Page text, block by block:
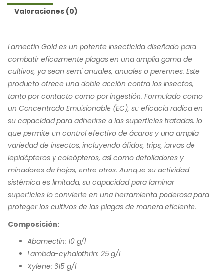
Valoraciones (0)
Lamectin Gold es un potente insecticida diseñado para
combatir eficazmente plagas en una amplia gama de
cultivos, ya sean semi anuales, anuales o perennes. Este
producto ofrece una doble acción contra los insectos,
tanto por contacto como por ingestión. Formulado como
un Concentrado Emulsionable (EC), su eficacia radica en
su capacidad para adherirse a las superficies tratadas, lo
que permite un control efectivo de ácaros y una amplia
variedad de insectos, incluyendo áfidos, trips, larvas de
lepidópteros y coleópteros, así como defoliadores y
minadores de hojas, entre otros. Aunque su actividad
sistémica es limitada, su capacidad para laminar
superficies lo convierte en una herramienta poderosa para
proteger los cultivos de las plagas de manera eficiente.
Composición:
Abamectin: 10 g/l
Lambda-cyhalothrin: 25 g/l
Xylene: 615 g/l